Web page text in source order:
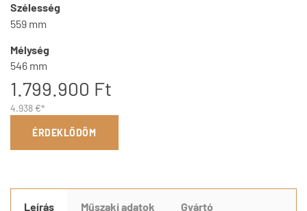
Szélesség
559 mm
Mélység
546 mm
1.799.900 Ft
4.938 €*
ÉRDEKLŐDÖM
Leírás Műszaki adatok Gyártó